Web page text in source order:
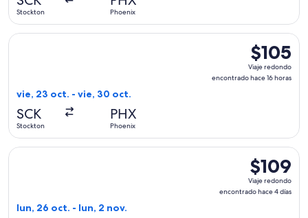
Stockton Phoenix
$105
Viaje
redondo,
$105
Viaje redondo
encontrado hace 16 horas
vie, 23 oct. - vie, 30 oct.
SCK
Stockton
PHX
Phoenix
Seleccionar vuelo de Allegiant Air, con salida el vie, 23
$109
Viaje
redondo,
$109
Viaje redondo
encontrado hace 4 días
lun, 26 oct. - lun, 2 nov.
Seleccionar vuelo de Allegiant Air, con salida el lun, 26